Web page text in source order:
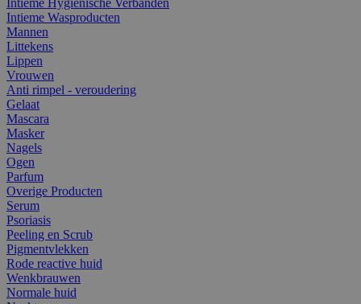
Intieme Wasproducten
Mannen
Littekens
Lippen
Vrouwen
Anti rimpel - veroudering
Gelaat
Mascara
Masker
Nagels
Ogen
Parfum
Overige Producten
Serum
Psoriasis
Peeling en Scrub
Pigmentvlekken
Rode reactive huid
Wenkbrauwen
Normale huid